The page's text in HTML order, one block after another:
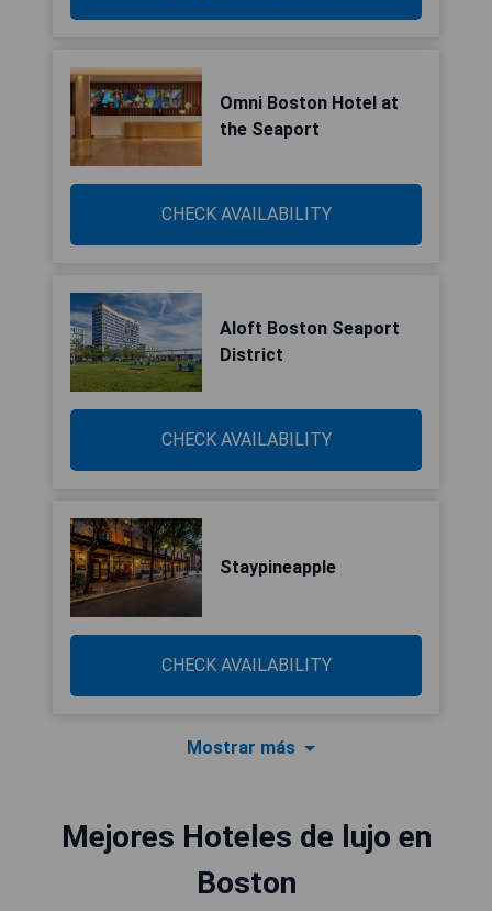
Omni Boston Hotel at
the Seaport
CHECK AVAILABILITY
Aloft Boston Seaport
District
CHECK AVAILABILITY
Staypineapple
CHECK AVAILABILITY
Mostrar más
Mejores Hoteles de lujo en
Boston